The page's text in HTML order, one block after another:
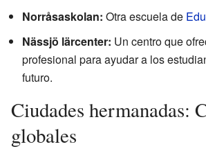
Norråsaskolan: Otra escuela de
Nässjö lärcenter: Un centro que
profesional para ayudar a los
futuro.
Ciudades hermanadas:
globales